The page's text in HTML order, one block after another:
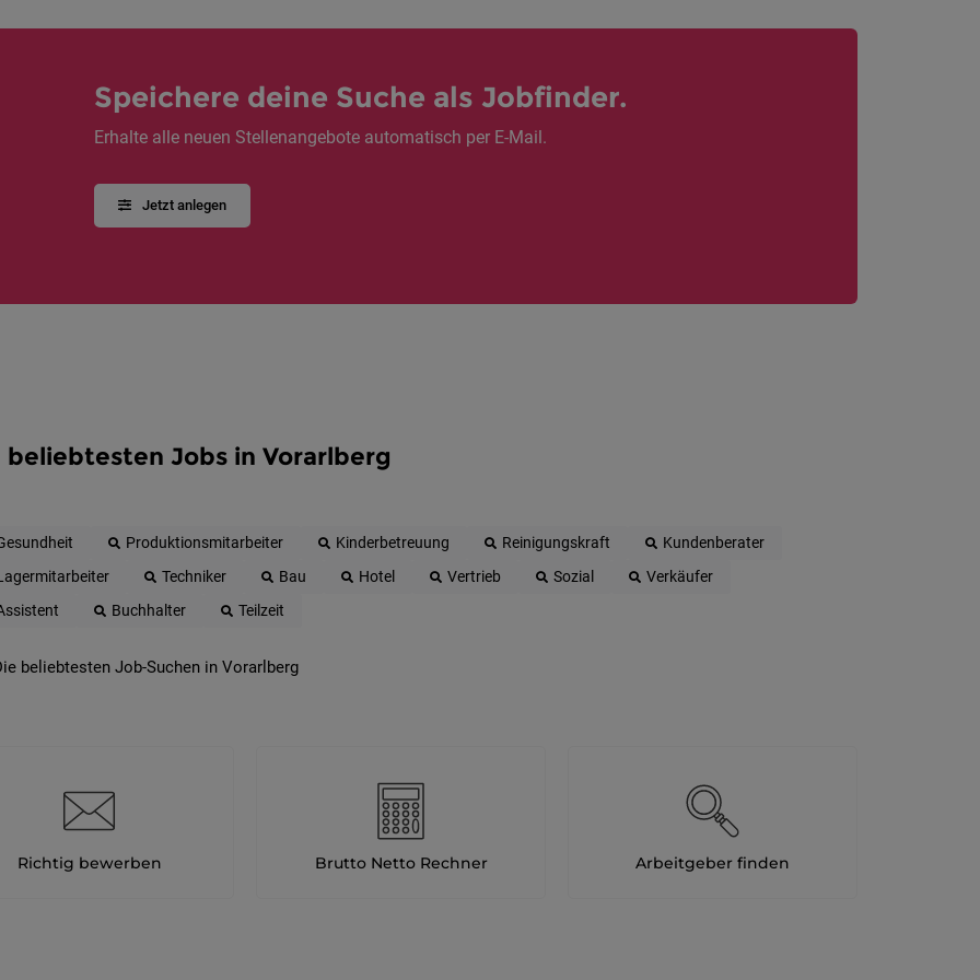
Speichere deine Suche als Jobfinder.
Erhalte alle neuen Stellenangebote automatisch per E-Mail.
Jetzt anlegen
beliebtesten Jobs in Vorarlberg
Produktionsmitarbeiter Kinderbetreuung Reinigungskraft
Kundenberater
Techniker Bau Hotel Vertrieb Sozial
Verkäufer
Buchhalter Teilzeit
beliebtesten Job-Suchen in Vorarlberg
Richtig bewerben Brutto Netto Rechner Arbeitgeber finden